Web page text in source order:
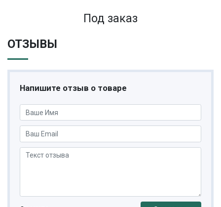
Под заказ
ОТЗЫВЫ
Напишите отзыв о товаре